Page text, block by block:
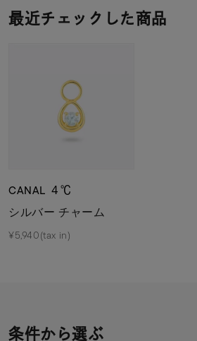
最近チェックした商品
CANAL ４℃
シルバー チャーム
¥5,940(tax in)
条件から選ぶ